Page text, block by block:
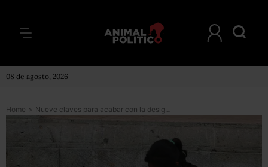
08 de agosto, 2026
Home > Nueve claves para acabar con la desigualdad en el mundo, según Oxfam (informe completo)